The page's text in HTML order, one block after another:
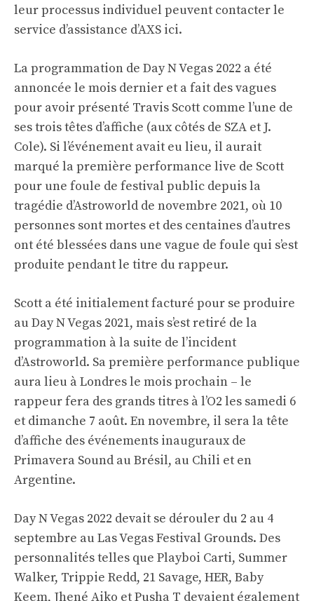
leur processus individuel peuvent contacter le
service d’assistance d’AXS ici.
La programmation de Day N Vegas 2022 a été
annoncée le mois dernier et a fait des vagues
pour avoir présenté Travis Scott comme l’une de
ses trois têtes d’affiche (aux côtés de SZA et J.
Cole). Si l’événement avait eu lieu, il aurait
marqué la première performance live de Scott
pour une foule de festival public depuis la
tragédie d’Astroworld de novembre 2021, où 10
personnes sont mortes et des centaines d’autres
ont été blessées dans une vague de foule qui s’est
produite pendant le titre du rappeur.
Scott a été initialement facturé pour se produire
au Day N Vegas 2021, mais s’est retiré de la
programmation à la suite de l’incident
d’Astroworld. Sa première performance publique
aura lieu à Londres le mois prochain – le
rappeur fera des grands titres à l’O2 les samedi 6
et dimanche 7 août. En novembre, il sera la tête
d’affiche des événements inauguraux de
Primavera Sound au Brésil, au Chili et en
Argentine.
Day N Vegas 2022 devait se dérouler du 2 au 4
septembre au Las Vegas Festival Grounds. Des
personnalités telles que Playboi Carti, Summer
Walker, Trippie Redd, 21 Savage, HER, Baby
Keem, Jhené Aiko et Pusha T devaient également